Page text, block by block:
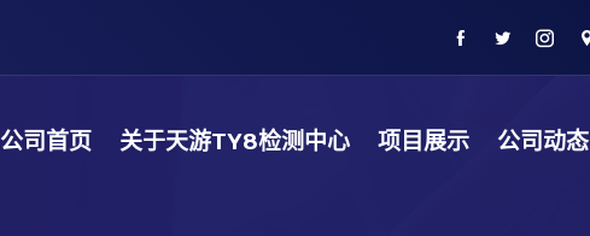
公司首页 关于天游TY8检测中心 项目展示 公司动态